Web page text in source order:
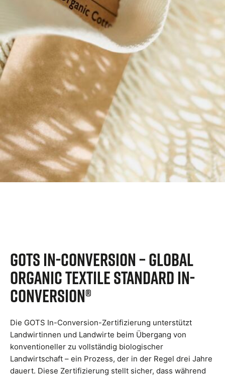
GOTS In-Conversion – Global
Organic Textile Standard In-
Conversion®
Die GOTS In-Conversion-Zertifizierung unterstützt
Landwirtinnen und Landwirte beim Übergang von
konventioneller zu vollständig biologischer
Landwirtschaft – ein Prozess, der in der Regel drei Jahre
dauert. Diese Zertifizierung stellt sicher, dass während